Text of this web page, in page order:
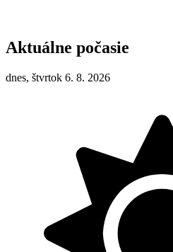
Aktuálne počasie
dnes, štvrtok 6. 8. 2026